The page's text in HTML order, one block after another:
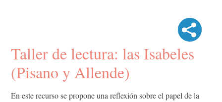
Taller de lectura: las Isabeles
(Pisano y Allende)
En este recurso se propone una reflexión sobre el papel de la